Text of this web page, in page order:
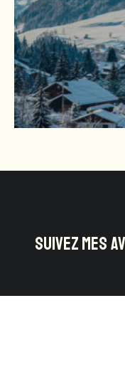
SUIVEZ MES